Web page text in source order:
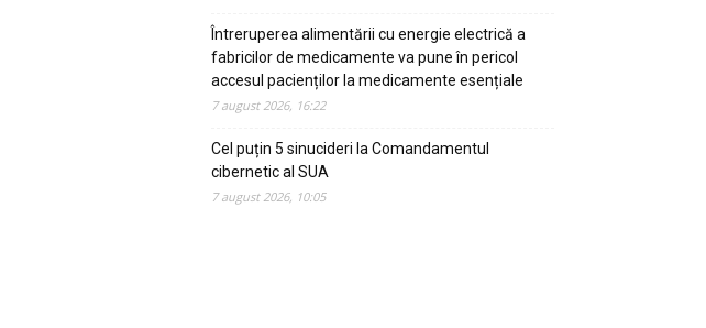
Întreruperea alimentării cu energie electrică a
fabricilor de medicamente va pune în pericol
accesul pacienților la medicamente esențiale
7 august 2026, 16:22
Cel puțin 5 sinucideri la Comandamentul
cibernetic al SUA
7 august 2026, 10:05